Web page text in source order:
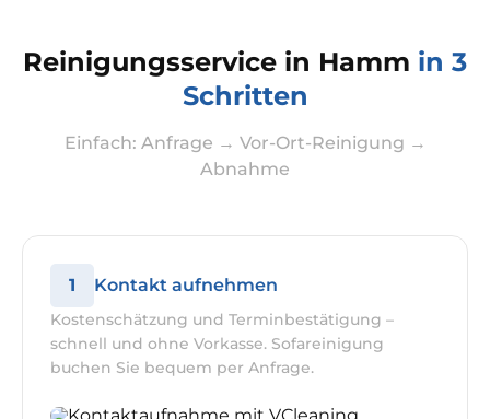
Reinigungsservice in Hamm in 3
Schritten
Einfach: Anfrage → Vor-Ort-Reinigung →
Abnahme
1 Kontakt aufnehmen
Kostenschätzung und Terminbestätigung –
schnell und ohne Vorkasse. Sofareinigung
buchen Sie bequem per Anfrage.